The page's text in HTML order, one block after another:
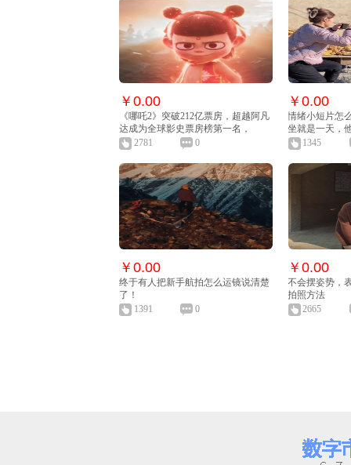
￥0.00
《哪吒2》突破212亿票房，超越阿凡
达成为全球影史票房榜第一名，
2781
0
￥0.00
情绪小短片怎
坐就是一天，
1345
￥0.00
终于有人把新手航拍怎么运镜说清楚
了！
1391
0
￥0.00
不会摆姿势，
拍照方法
2665